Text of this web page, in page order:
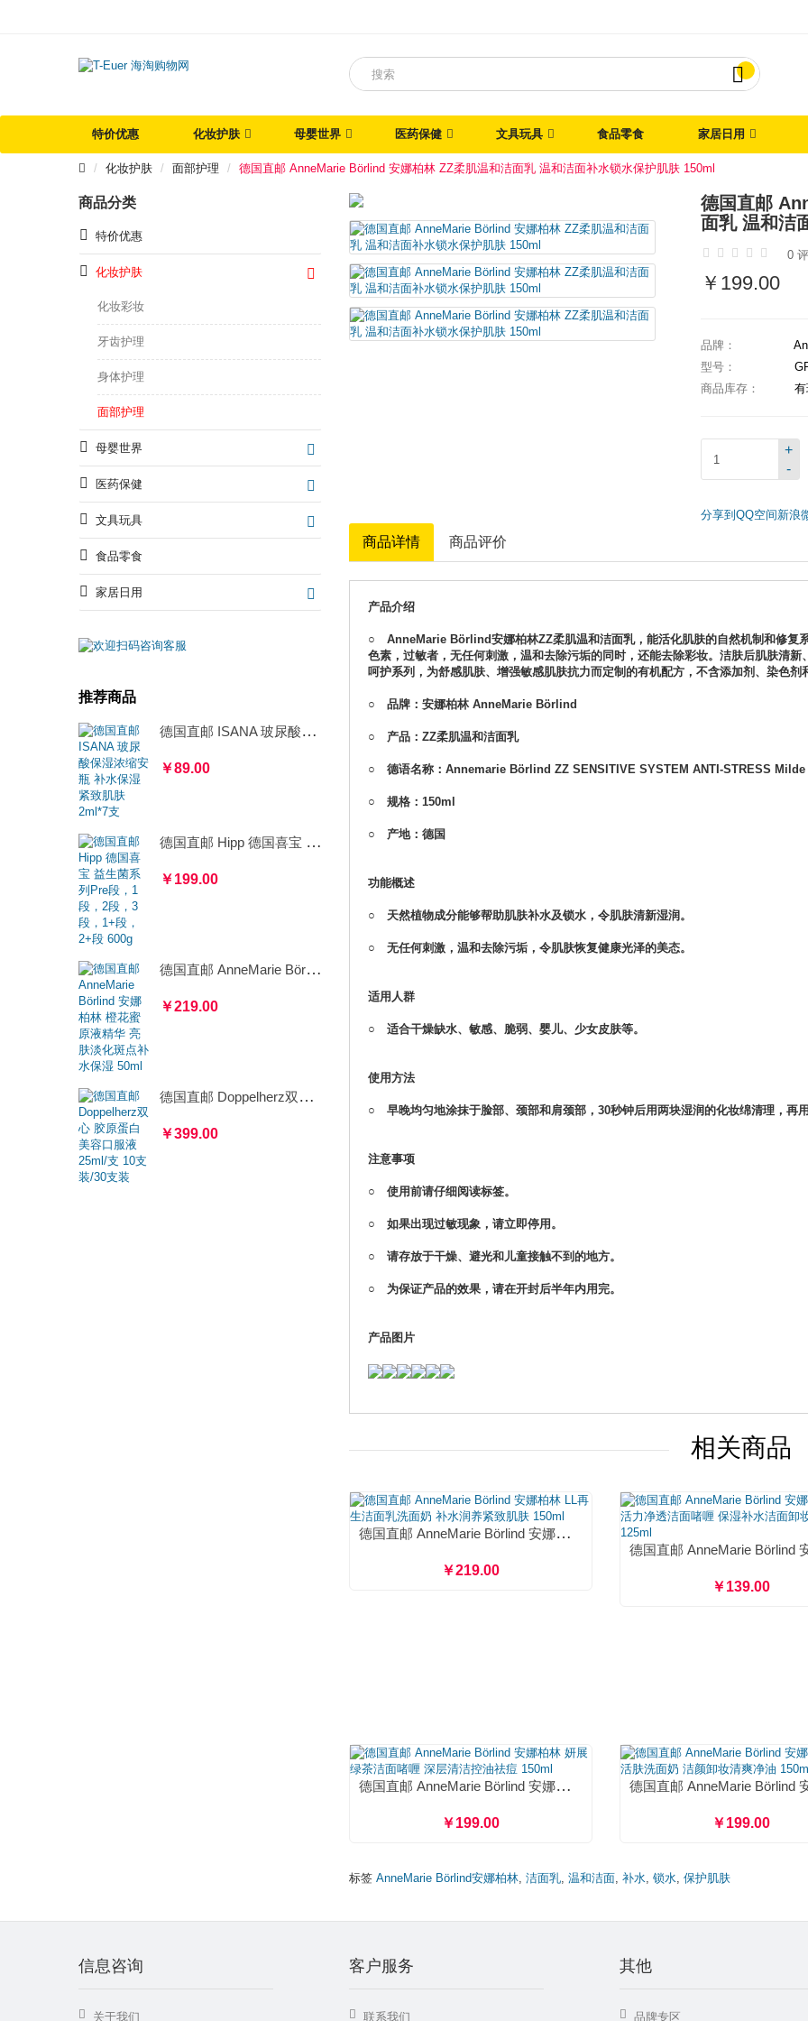

特价优惠 化妆护肤 母婴世界 医药保健 文具玩具 食品零食 家居日用
化妆护肤 面部护理 德国直邮 AnneMarie Börlind 安娜柏林 ZZ柔肌温和洁面乳 温和洁面补水锁水保护肌肤 150ml
商品分类
特价优惠
化妆护肤
化妆彩妆
牙齿护理
身体护理
面部护理
母婴世界
医药保健
文具玩具
食品零食
家居日用
推荐商品
德国直邮 ISANA 玻尿酸保湿浓缩安瓶 补水保湿紧致肌肤 2ml*7支
￥89.00
德国直邮 Hipp 德国喜宝 益生菌系列Pre段，1段，2段，3段，1+段，2+段 600g
￥199.00
德国直邮 AnneMarie Börlind 安娜柏林 橙花蜜原液精华 亮肤淡化斑点补水保湿 50ml
￥219.00
德国直邮 Doppelherz双心 胶原蛋白美容口服液 25ml/支 10支装/30支装
￥399.00
德国直邮
面乳 温和洁
0
￥199.00
品牌：
型号：
商品库存：
-
+
分享到 QQ空间新浪
商品详情 商品评价
产品介绍
○ AnneMarie Börlind安娜柏林ZZ柔肌温和洁面乳，能活化肌肤的自然机制和修复
色素，过敏者，无任何刺激，温和去除污垢的同时，还能去除彩妆。洁肤后肌肤清
呵护系列，为舒感肌肤、增强敏感肌肤抗力而定制的有机配方，不含添加剂、染色剂
○ 品牌：安娜柏林 AnneMarie Börlind
○ 产品：ZZ柔肌温和洁面乳
○ 德语名称：Annemarie Börlind ZZ SENSITIVE SYSTEM ANTI-STRESS
○ 规格：150ml
○ 产地：德国
功能概述
○ 天然植物成分能够帮助肌肤补水及锁水，令肌肤清新湿润。
○ 无任何刺激，温和去除污垢，令肌肤恢复健康光泽的美态。
适用人群
○ 适合干燥缺水、敏感、脆弱、婴儿、少女皮肤等。
使用方法
○ 早晚均匀地涂抹于脸部、颈部和肩颈部，30秒钟后用两块湿润的化妆绵清理，再用
注意事项
○ 使用前请仔细阅读标签。
○ 如果出现过敏现象，请立即停用。
○ 请存放于干燥、避光和儿童接触不到的地方。
○ 为保证产品的效果，请在开封后半年内用完。
产品图片
相关商品
德国直邮 AnneMarie Börlind 安娜柏林 LL再生洁面乳洗面奶 补水润养紧致肌肤 150ml
￥219.00
￥139.00
德国直邮 AnneMarie Börlind 安娜柏林 妍展绿茶洁面啫喱 深层清洁控油祛痘 150ml
￥199.00 ￥199.00
标签 AnneMarie Börlind安娜柏林, 洁面乳, 温和洁面, 补水, 锁水, 保护肌肤
信息咨询
关于我们
客户服务
联系我们
其他
品牌专区